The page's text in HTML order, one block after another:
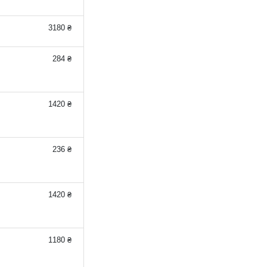
3180 ₴
284 ₴
1420 ₴
236 ₴
1420 ₴
1180 ₴